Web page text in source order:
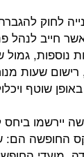
לחוק
חייב לנהל
נוספות,
שעות
שוטף
יירשמו
החופשה